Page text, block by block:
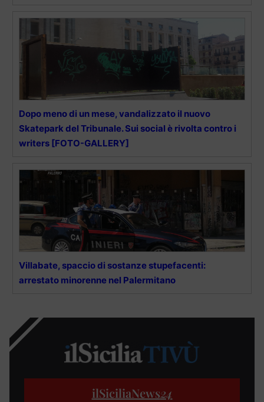
Dopo meno di un mese, vandalizzato il nuovo
Skatepark del Tribunale. Sui social è rivolta contro i
writers [FOTO-GALLERY]
Villabate, spaccio di sostanze stupefacenti:
arrestato minorenne nel Palermitano
ilSiciliaNews24